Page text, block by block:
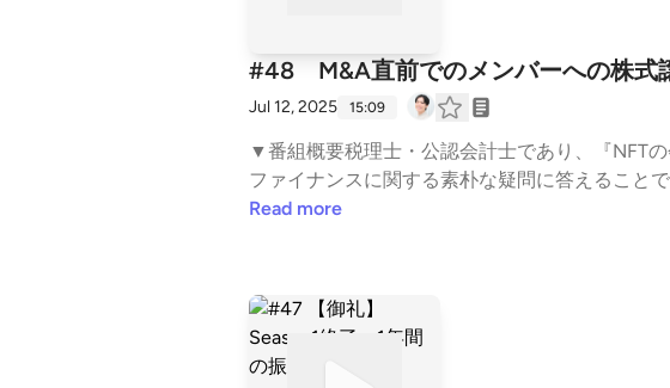
#48 M&A直前でのメンバーへの株式
Jul 12, 2025 15:09
▼番組概要税理士・公認会計士であり、『NFT
ファイナンスに関する素朴な疑問に答えること
山謙人⁠⁠⁠⁠⁠（公認会計士・税理士） ⁠⁠https://x.com/
Read more